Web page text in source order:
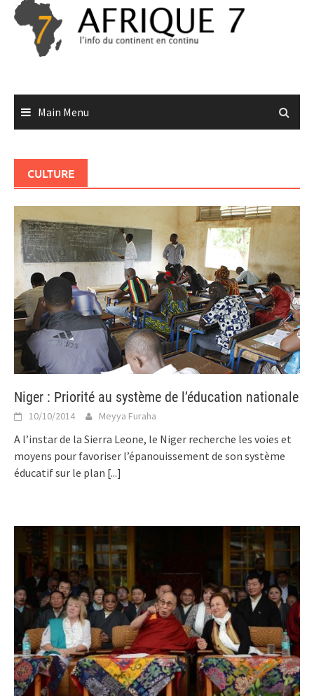
Skip
content
Main Menu
CULTURE
Niger : Priorité au système de l’éducation nationale
10/10/2014 Meyya Furaha
A l’instar de la Sierra Leone, le Niger recherche les voies et
moyens pour favoriser l’épanouissement de son système
éducatif sur le plan [...]